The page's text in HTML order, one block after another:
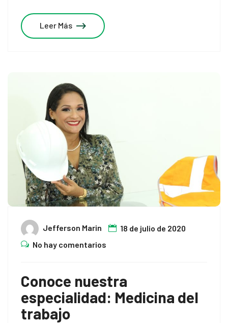
Leer Más
Jefferson Marin
18 de julio de 2020
No hay comentarios
Conoce nuestra
especialidad: Medicina del
trabajo